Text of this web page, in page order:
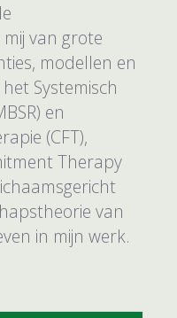
van grote
modellen en
Systemisch
en
(CFT),
Therapy
van
in mijn werk.